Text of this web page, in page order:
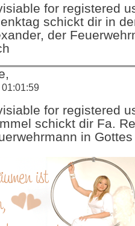
for registered
schickt dir in
der
for registered
schickt dir Fa.
in Gottes